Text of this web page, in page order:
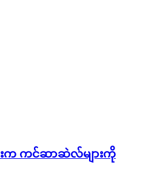
က ကင်ဆာဆဲလ်များကို